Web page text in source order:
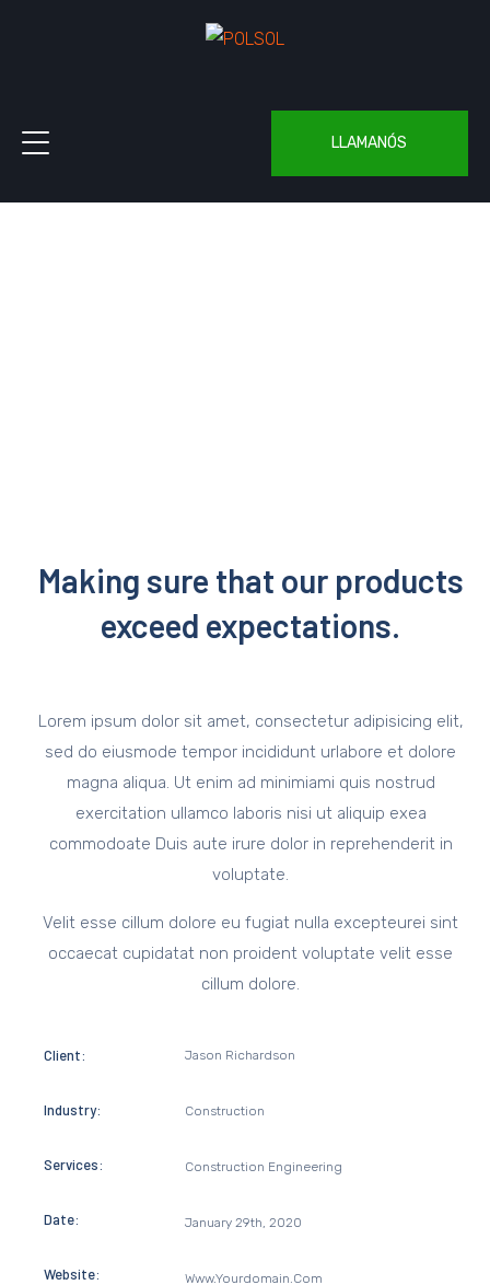
LLAMANÓS
Making sure that our products
exceed expectations.
Lorem ipsum dolor sit amet, consectetur adipisicing elit,
sed do eiusmode tempor incididunt urlabore et dolore
magna aliqua. Ut enim ad minimiami quis nostrud
exercitation ullamco laboris nisi ut aliquip exea
commodoate Duis aute irure dolor in reprehenderit in
voluptate.
Velit esse cillum dolore eu fugiat nulla excepteurei sint
occaecat cupidatat non proident voluptate velit esse
cillum dolore.
Client:
Industry:
Services:
Date:
Website:
Jason Richardson
Construction
Construction Engineering
January 29th, 2020
Www.yourdomain.com